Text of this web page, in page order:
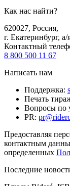
Как нас найти?
620027, Россия,
г. Екатеринбург, а/
Контактный
8 800 500 11 67
Написать нам
Поддержка:
Печать
Вопросы по
PR:
Предоставляя
контактным
определенных
Последние